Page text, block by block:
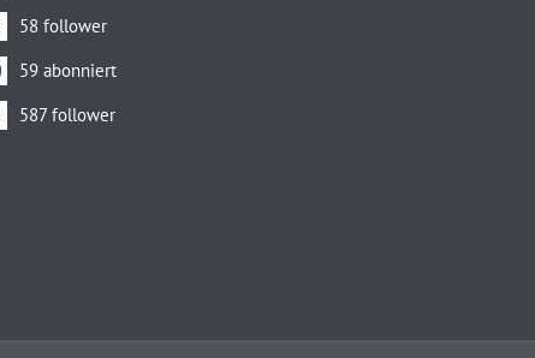
58 follower
59 abonniert
587 follower